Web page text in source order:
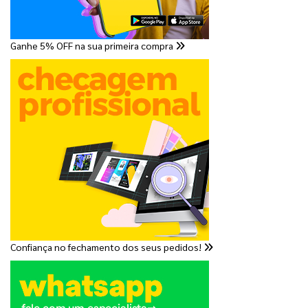
Ganhe 5% OFF na sua primeira compra
Confiança no fechamento dos seus pedidos!